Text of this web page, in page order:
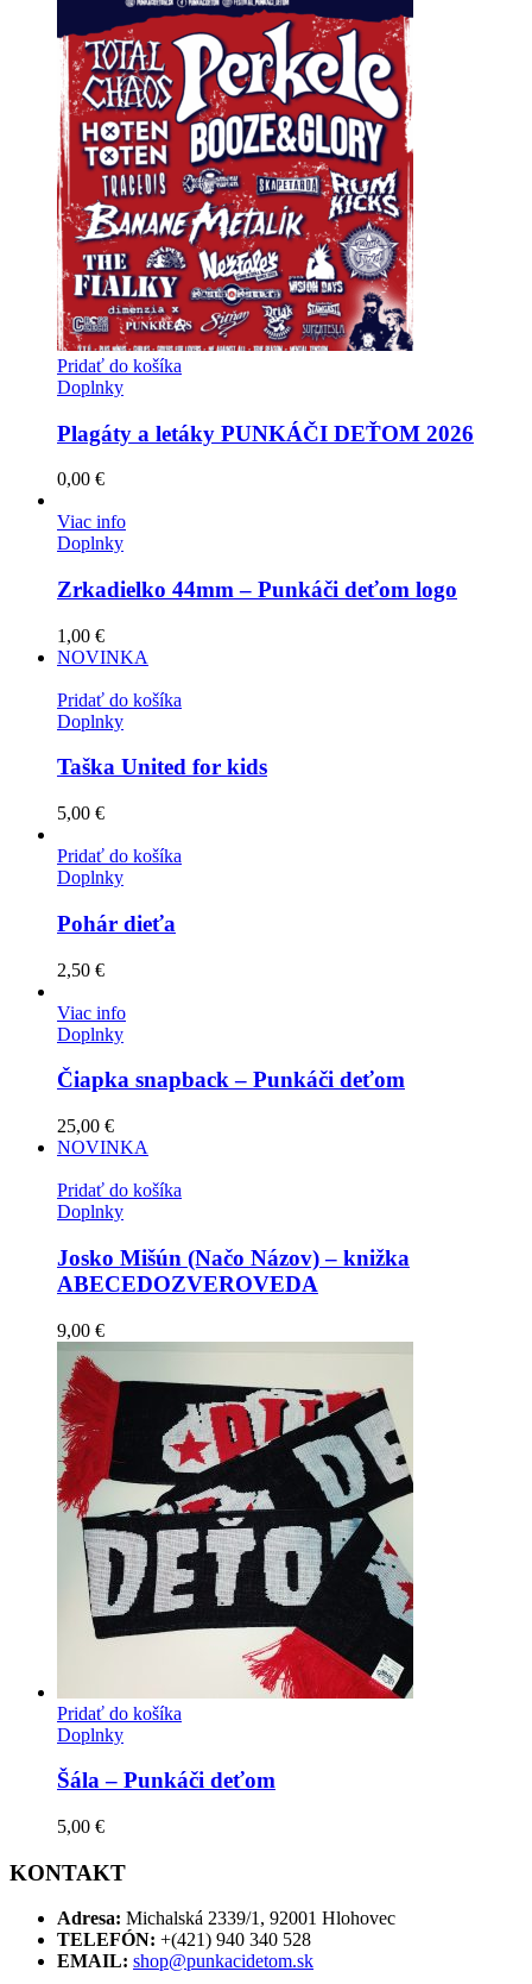
Pridať do košíka
Doplnky
Plagáty a letáky PUNKÁČI DEŤOM 2026
0,00 €
Viac info
Doplnky
Zrkadielko 44mm – Punkáči deťom logo
1,00 €
NOVINKA
Pridať do košíka
Doplnky
Taška United for kids
5,00 €
Pridať do košíka
Doplnky
Pohár dieťa
2,50 €
Viac info
Doplnky
Čiapka snapback – Punkáči deťom
25,00 €
NOVINKA
Pridať do košíka
Doplnky
Josko Mišún (Načo Názov) – knižka
ABECEDOZVEROVEDA
9,00 €
Pridať do košíka
Doplnky
Šála – Punkáči deťom
5,00 €
KONTAKT
Adresa: Michalská 2339/1, 92001 Hlohovec
TELEFÓN: +(421) 940 340 528
EMAIL: shop@punkacidetom.sk